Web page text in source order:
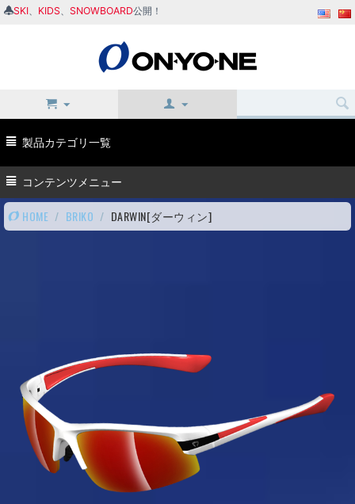
SKI KIDS SNOWBOARD公開！
製品カテゴリ一覧
コンテンツメニュー
HOME / BRIKO / DARWIN[ダーウィン]